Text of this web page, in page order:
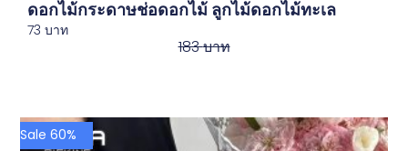
ดอกไม้กระดาษช่อดอกไม้ ลูกไม้ดอกไม้ทะเล
183บาท
73บาท
Sale 60%